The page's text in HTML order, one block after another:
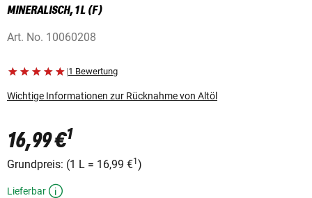
MINERALISCH, 1 L (F)
Art. No. 10060208
|1 Bewertung
Wichtige Informationen zur Rücknahme von Altöl
16,99 €1
Grundpreis: (1 L = 16,99 €1 )
Lieferbar